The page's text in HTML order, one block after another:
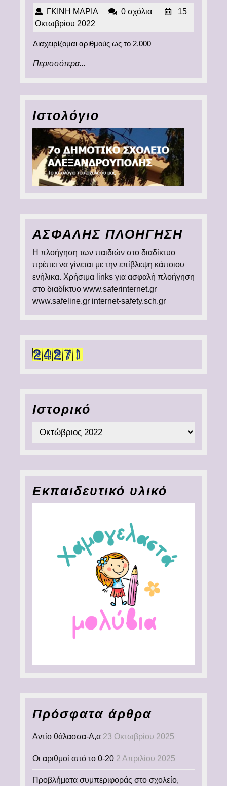
ΓΚΙΝΗ ΜΑΡΙΑ ΓΚΙΝΗ0 σχόλια
15
Οκτωβρίου 2022
2022
Διαχειρίζομαι αριθμούς ως το 2.000
Περισσότερα...
Ιστολόγιο
ΑΣΦΑΛΗΣ ΠΛΟΗΓΗΣΗ
Η πλοήγηση των παιδιών στο διαδίκτυο
πρέπει να γίνεται με την επίβλεψη κάποιου
ενήλικα. Χρήσιμα links για ασφαλή πλοήγηση
στο διαδίκτυο www.saferinternet.gr
www.safeline.gr internet-safety.sch.gr
Ιστορικό
Ιστορικό
Εκπαιδευτικό υλικό
Πρόσφατα άρθρα
Αντίο θάλασσα-Α,α 23 Οκτωβρίου 2025
Οι αριθμοί από το 0-20 2 Απριλίου 2025
Προβλήματα συμπεριφοράς στο σχολείο,